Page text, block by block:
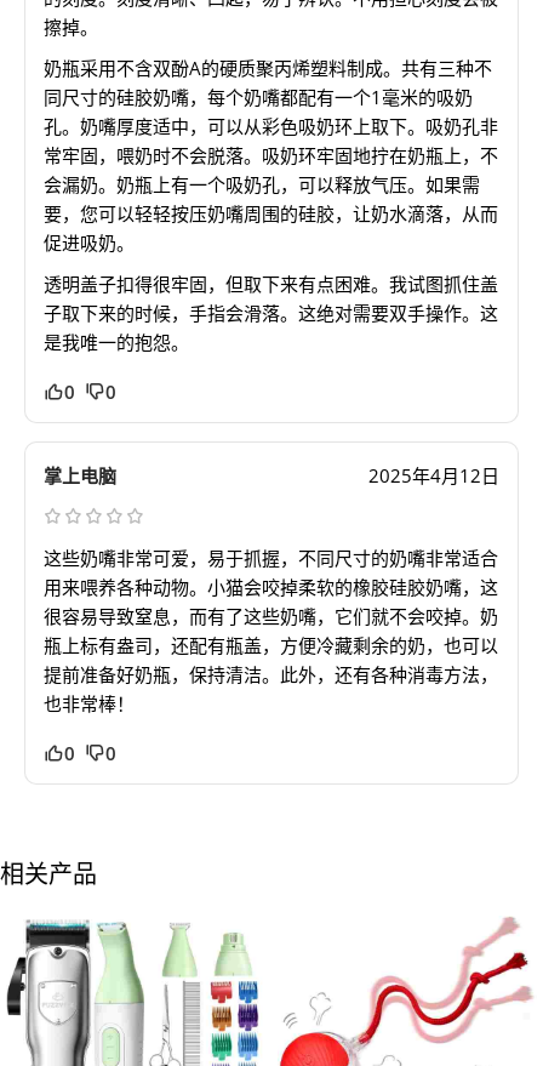
擦掉。
奶瓶采用不含双酚A的硬质聚丙烯塑料制成。共有三种不
同尺寸的硅胶奶嘴，每个奶嘴都配有一个1毫米的吸奶
孔。奶嘴厚度适中，可以从彩色吸奶环上取下。吸奶孔非
常牢固，喂奶时不会脱落。吸奶环牢固地拧在奶瓶上，不
会漏奶。奶瓶上有一个吸奶孔，可以释放气压。如果需
要，您可以轻轻按压奶嘴周围的硅胶，让奶水滴落，从而
促进吸奶。
透明盖子扣得很牢固，但取下来有点困难。我试图抓住盖
子取下来的时候，手指会滑落。这绝对需要双手操作。这
是我唯一的抱怨。
0 0
掌上电脑 2025年4月12日
这些奶嘴非常可爱，易于抓握，不同尺寸的奶嘴非常适合
用来喂养各种动物。小猫会咬掉柔软的橡胶硅胶奶嘴，这
很容易导致窒息，而有了这些奶嘴，它们就不会咬掉。奶
瓶上标有盎司，还配有瓶盖，方便冷藏剩余的奶，也可以
提前准备好奶瓶，保持清洁。此外，还有各种消毒方法，
也非常棒！
0 0
相关产品